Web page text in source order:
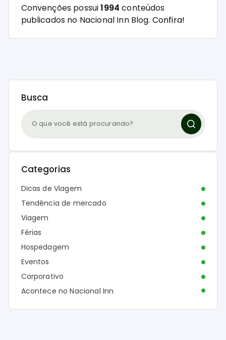
Convenções possui1994 conteúdos
publicados no Nacional Inn Blog. Confira!
Busca
Categorias
Dicas de Viagem
Tendência de mercado
Viagem
Férias
Hospedagem
Eventos
Corporativo
Acontece no Nacional Inn